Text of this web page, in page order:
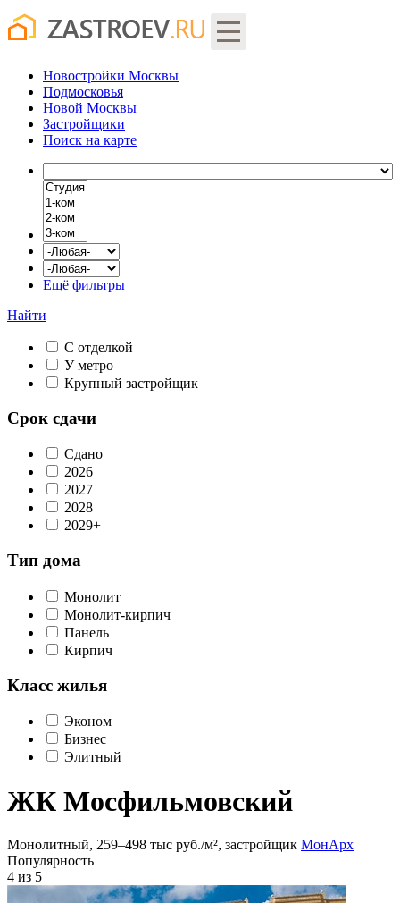
Новостройки Москвы
Подмосковья
Новой Москвы
Застройщики
Поиск на карте
Ещё фильтры
Найти
С отделкой
У метро
Крупный застройщик
Срок сдачи
Сдано
2026
2027
2028
2029+
Тип дома
Монолит
Монолит-кирпич
Панель
Кирпич
Класс жилья
Эконом
Бизнес
Элитный
ЖК Мосфильмовский
Монолитный, 259‒498 тыс руб./м², застройщик МонАрх
Популярность
4 из 5